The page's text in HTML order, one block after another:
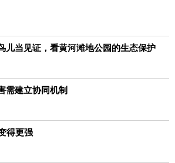
儿当见证，看黄河滩地公园的生态保护
需建立协同机制
得更强